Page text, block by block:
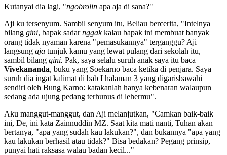
Kutanyai dia lagi, "ngobrolin apa aja di sana?"
Aji ku tersenyum. Sambil senyum itu, Beliau bercerita, "Intelnya
bilang gini, bapak sadarnggakkalau bapak ini membuat banyak
orang tidak nyaman karena "pemasukannya" terganggu? Aji
langsung aja tunjuk kamu yang lewat pulang dari sekolah itu,
sambil bilang gini. Pak, saya selalu suruh anak saya itu baca
Vivekananda, buku yang Soekarno baca ketika di penjara. Saya
suruh dia ingat kalimat di bab I halaman 3 yang digarisbawahi
sendiri oleh Bung Karno: katakanlah hanya kebenaran walaupun
sedang ada ujung pedang terhunus di lehermu".
Aku manggut-manggut, dan Aji melanjutkan, "Camkan baik-baik
ini, De, ini kata Zainnuddin MZ. Saat kita mati nanti, Tuhan akan
bertanya, "apa yang sudah kau lakukan?", dan bukannya "apa yang
kau lakukan berhasil atau tidak?" Bisa bedakan? Pegang prinsip,
punyai hati raksasa walau badan kecil..."